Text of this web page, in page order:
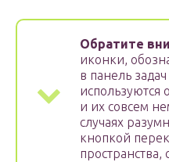
Обратите
иконки,
в панель
используются
и их совсем
случаях
кнопкой
пространства,